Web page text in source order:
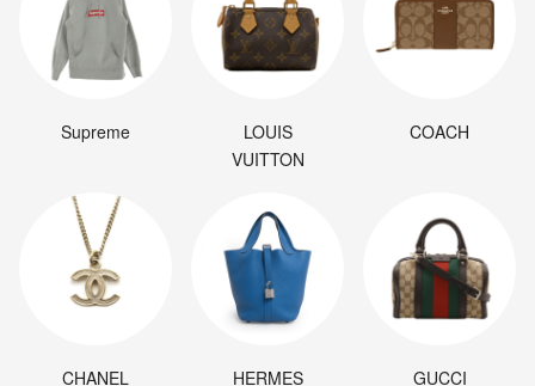
Supreme
LOUIS
VUITTON
COACH
CHANEL HERMES GUCCI